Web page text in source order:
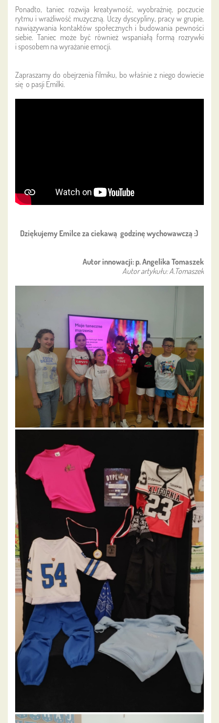
Ponadto, taniec rozwija kreatywność, wyobraźnię, poczucie
rytmu i wrażliwość muzyczną. Uczy dyscypliny, pracy w grupie,
nawiązywania kontaktów społecznych i budowania pewności
siebie. Taniec może być również wspaniałą formą rozrywki
i sposobem na wyrażanie emocji.
Zapraszamy do obejrzenia filmiku, bo właśnie z niego dowiecie
się o pasji Emilki.
Dziękujemy Emilce za ciekawą godzinę wychowawczą :)
Autor innowacji: p. Angelika Tomaszek
Autor artykułu: A.Tomaszek